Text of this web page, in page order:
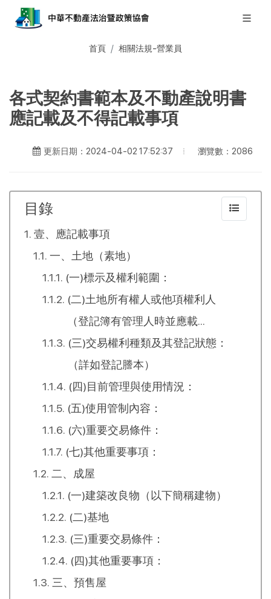
首頁 相關法規-營業員
各式契約書範本及不動產說明書
應記載及不得記載事項
更新日期：2024-04-02 17:52:37 瀏覽數：2086
目錄
壹、應記載事項
一、土地（素地）
(一)標示及權利範圍：
(二)土地所有權人或他項權利人
（登記簿有管理人時並應載
明）。
(三)交易權利種類及其登記狀態：
（詳如登記謄本）
(四)目前管理與使用情況：
(五)使用管制內容：
(六)重要交易條件：
(七)其他重要事項：
二、成屋
(一)建築改良物（以下簡稱建物）
(二)基地
(三)重要交易條件：
(四)其他重要事項：
三、預售屋